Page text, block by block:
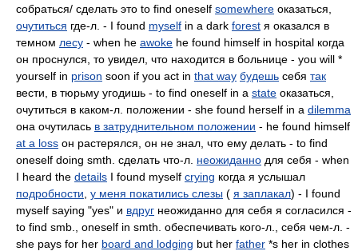
собраться/ сделать это to find oneself somewhere оказаться,
очутиться где-л. - I found myself in a dark forest я оказался в
темном лесу - when he awoke he found himself in hospital когда
он проснулся, то увидел, что находится в больнице - you will *
yourself in prison soon if you act in that way будешь себя так
вести, в тюрьму угодишь - to find oneself in a state оказаться,
очутиться в каком-л. положении - she found herself in a dilemma
она очутилась в затруднительном положении - he found himself
at a loss он растерялся, он не знал, что ему делать - to find
oneself doing smth. сделать что-л. неожиданно для себя - when
I heard the details I found myself crying когда я услышал
подробности у меня покатились слезы ( я заплакал) - I found
myself saying "yes" и вдруг неожиданно для себя я согласился -
to find smb., oneself in smth. обеспечивать кого-л., себя чем-л. -
she pays for her board and lodging but her father *s her in clothes